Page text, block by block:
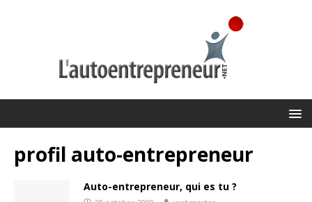
profil auto-entrepreneur
Auto-entrepreneur, qui es tu ?